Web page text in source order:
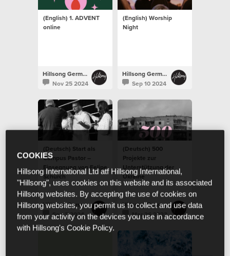
(English) 1. ADVENT
online
Hillsong Germany
Nov 25 2024
(English) Worship
Night
Hillsong Germany
Sep 10 2024
(Deutsch) Start als
Campus Pastor –
Einsegnung von Felipe
Schürch
Hillsong Germany
Sep 3 2024
(Deutsch) 500
Projekte zur
Unterstützung der
Ukraine
Hillsong Germany
Mar 26 2023
COOKIES
Hillsong International Ltd atf Hillsong International,
"Hillsong", uses cookies on this website and its associated
Hillsong websites. By accepting the use of cookies on
Hillsong websites, you permit us to collect and use data
from your activity on the devices you use in accordance
with Hillsong's Cookie Policy.